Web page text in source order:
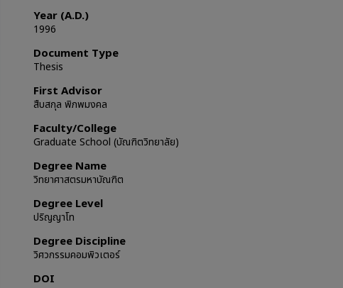
Year (A.D.)
1996
Document Type
Thesis
First Advisor
สืบสกุล พิภพมงคล
Faculty/College
Graduate School (บัณฑิตวิทยาลัย)
Degree Name
วิทยาศาสตรมหาบัณฑิต
Degree Level
ปริญญาโท
Degree Discipline
วิศวกรรมคอมพิวเตอร์
DOI